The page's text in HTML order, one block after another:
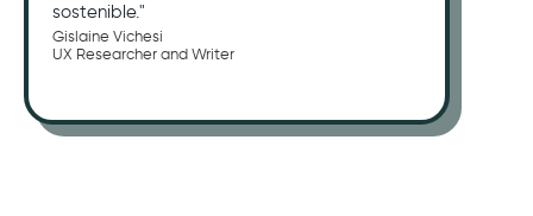
sostenible."
Gislaine Vichesi
UX Researcher and Writer